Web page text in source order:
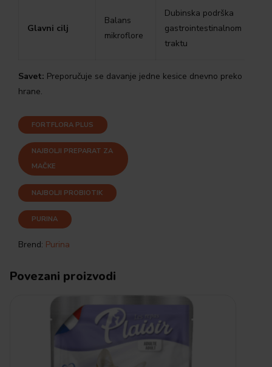
Glavni cilj
Balans
mikroflore
Dubinska podrška
gastrointestinalnom
traktu
Savet: Preporučuje se davanje jedne kesice dnevno preko
hrane.
FORTFLORA PLUS
NAJBOLJI PREPARAT ZA
MAČKE
NAJBOLJI PROBIOTIK
PURINA
Brend: Purina
Povezani proizvodi